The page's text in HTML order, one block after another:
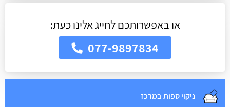
או באפשרותכם לחייג אלינו כעת:
077-9897834
ניקוי ספות במרכז